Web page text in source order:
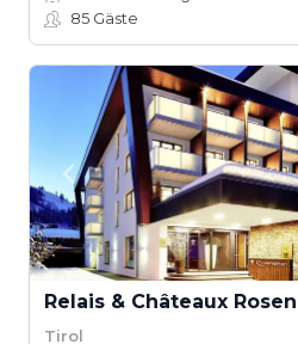
85 Gäste
Relais & Châteaux
Tirol